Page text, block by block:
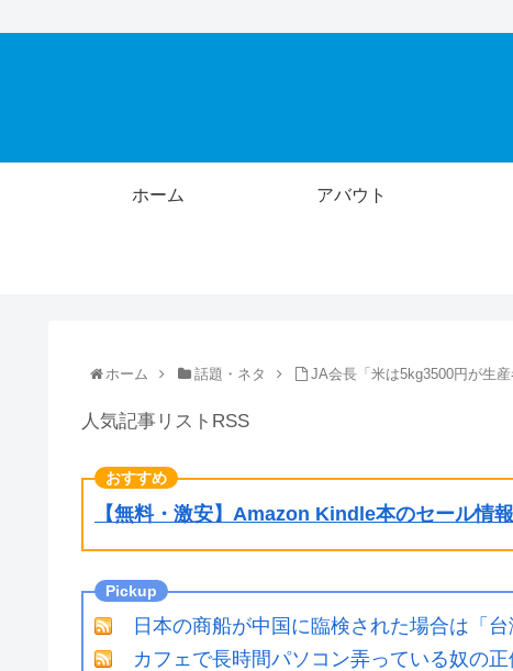
ホーム アバウト
ホーム 話題・ネタ JA会長「米は5kg3500円が生
人気記事リストRSS
【無料・激安】Amazon Kindle本のセール情
日本の商船が中国に臨検された場合は「
カフェで長時間パソコン弄っている奴の正